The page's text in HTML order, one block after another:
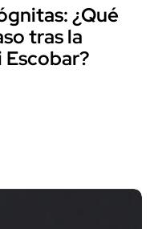
¿Qué
tras la